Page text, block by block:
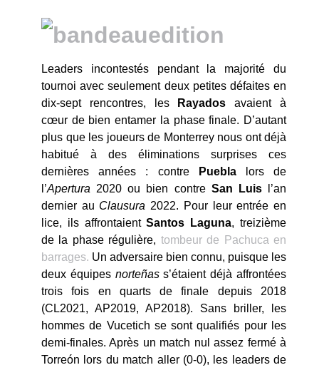
Leaders incontestés pendant la majorité du
tournoi avec seulement deux petites défaites en
dix-sept rencontres, les
Rayados avaient à
cœur de bien entamer la phase finale. D’autant
plus que les joueurs de Monterrey nous ont déjà
habitué à des éliminations surprises ces
dernières années : contre
Pueblalors de
l’Apertura 2020 ou bien contre San Luisl’an
dernier au Clausura 2022. Pour leur entrée en
lice, ils affrontaientSantos Laguna, treizième
de la phase régulière, tombeur de Pachuca en
barrages. Un adversaire bien connu, puisque les
deux équipes norteñass’étaient déjà affrontées
trois fois en quarts de finale depuis 2018
(CL2021, AP2019, AP2018). Sans briller, les
hommes de Vucetich se sont qualifiés pour les
demi-finales. Après un match nul assez fermé à
Torreón lors du match aller (0-0), les leaders de